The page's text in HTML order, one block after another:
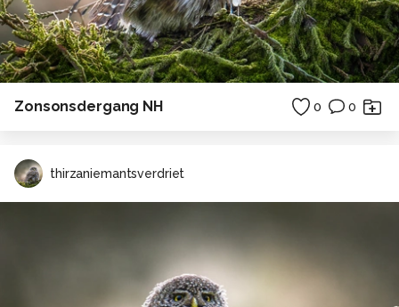
Zonsonsdergang NH 0 0
thirzaniemantsverdriet